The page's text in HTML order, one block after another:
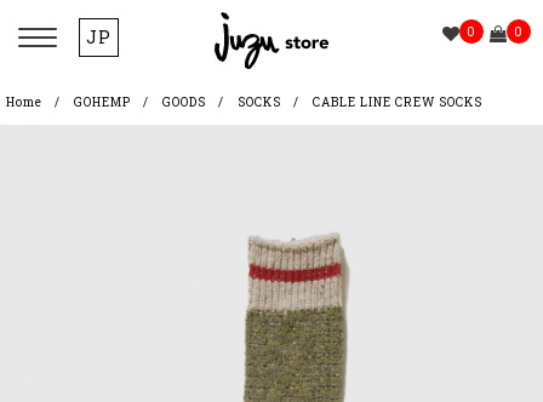
JP 0 0
Home GOHEMP GOODS SOCKS CABLE LINE CREW SOCKS